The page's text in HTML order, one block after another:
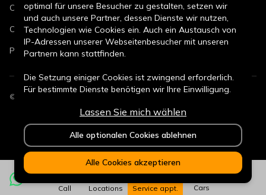
Conditions of sale for new cars
Conditions of sale for used cars
Parts sales conditions
© CSB Schimmel Automobile GmbH. All rights reserved.
optimal für unsere Besucher zu gestalten, setzen wir
und auch unsere Partner, dessen Dienste wir nutzen,
Technologien wie Cookies ein. Auch ein Austausch von
IP-Adressen unserer Webseitenbesucher mit unseren
Partnern kann stattfinden.
Die Setzung einiger Cookies ist zwingend erforderlich.
Für bestimmte Dienste benötigen wir Ihre Einwilligung.
Durch den Klick auf „Alle Cookies akzeptieren“, willigen
Sie (jederzeit für die Zukunft widerruflich) in alle
Datenverarbeitungen (Setzung von Cookies und
Übermittlung der IP-Adresse an Partner) ein.
Durch den Klick „ Alle optionalen Cookies ablehnen“
werden alle nicht zwingend notwendigen Cookies nicht
Lassen Sie mich wählen
Alle optionalen Cookies ablehnen
Alle Cookies akzeptieren
Call Locations Service appt. Cars